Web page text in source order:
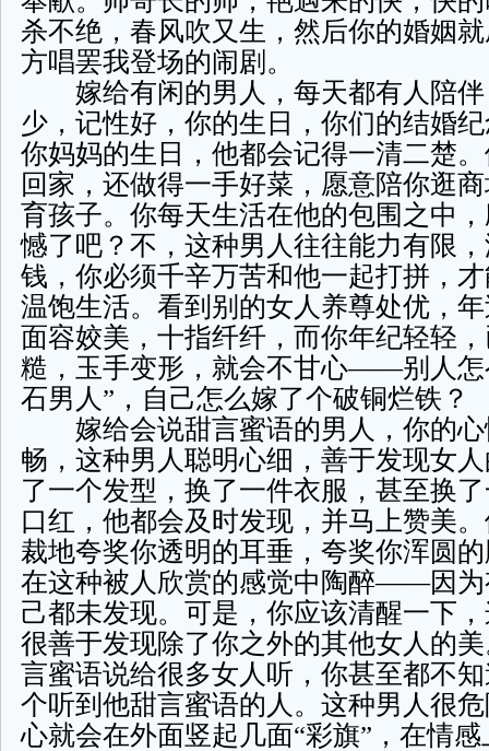
杀不绝，春风吹又生，然后你的婚姻
方唱罢我登场的闹剧。
嫁给有闲的男人，每天都有人陪伴
少，记性好，你的生日，你们的结婚
你妈妈的生日，他都会记得一清二楚
回家，还做得一手好菜，愿意陪你逛
育孩子。你每天生活在他的包围之中
憾了吧？不，这种男人往往能力有限
钱，你必须千辛万苦和他一起打拼，
温饱生活。看到别的女人养尊处优，
面容姣美，十指纤纤，而你年纪轻轻
糙，玉手变形，就会不甘心——别人怎
石男人”，自己怎么嫁了个破铜烂铁？
嫁给会说甜言蜜语的男人，你的心
畅，这种男人聪明心细，善于发现女
了一个发型，换了一件衣服，甚至换
口红，他都会及时发现，并马上赞美
裁地夸奖你透明的耳垂，夸奖你浑圆
在这种被人欣赏的感觉中陶醉——因为
己都未发现。可是，你应该清醒一下
很善于发现除了你之外的其他女人的
言蜜语说给很多女人听，你甚至都不
个听到他甜言蜜语的人。这种男人很
心就会在外面竖起几面“彩旗”，在情